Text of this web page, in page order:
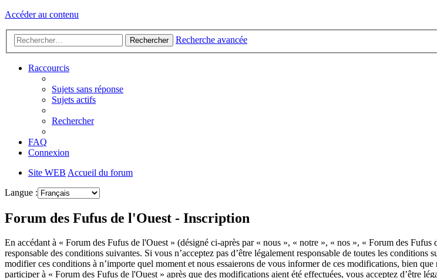
Accéder au contenu
Rechercher Recherche avancée
Raccourcis
Sujets sans réponse
Sujets actifs
Rechercher
FAQ
Connexion
Site WEB Accueil du forum
Langue :
Forum des Fufus de l'Ouest - Inscription
En accédant à « Forum des Fufus de l'Ouest » (désigné ci-après par « nous », « notre », « nos », « Forum des
responsable des conditions suivantes. Si vous n’acceptez pas d’être légalement responsable de toutes les
modifier ces conditions à n’importe quel moment et nous essaierons de vous informer de ces modifications, bien
participer à « Forum des Fufus de l'Ouest » après que des modifications aient été effectuées, vous acceptez d’être